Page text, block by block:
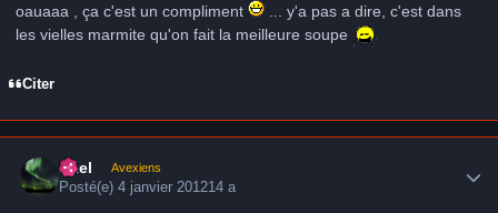
oauaaa , ça c'est un compliment
... y'a pas a dire, c'est dans
les vielles marmite qu'on fait la meilleure soupe
Citer
Axel Avexiens
Posté(e)4 janvier 201214 a